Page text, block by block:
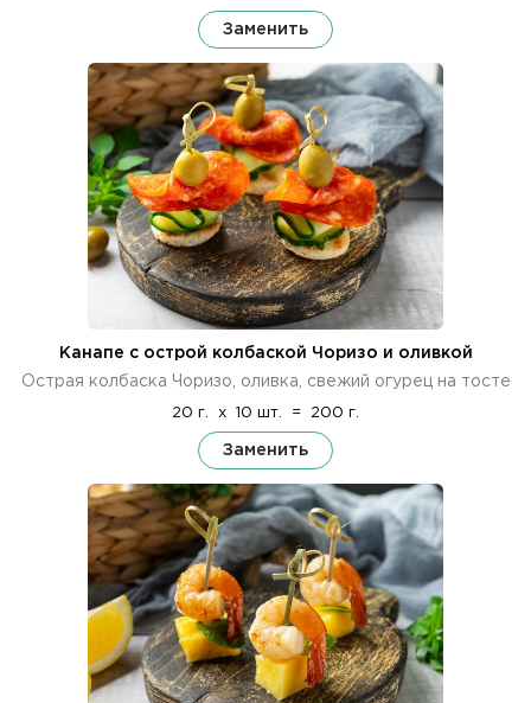
Заменить
Канапе с острой колбаской Чоризо и оливкой
Острая колбаска Чоризо, оливка, свежий огурец на тосте
20 г. x 10 шт. = 200 г.
Заменить